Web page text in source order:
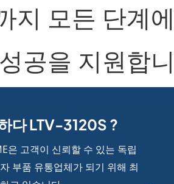
지 모든 단계
공을 지원합
다 LTV-3120S ?
은 고객이 신뢰할 수 있는 독립
부품 유통업체가 되기 위해 최